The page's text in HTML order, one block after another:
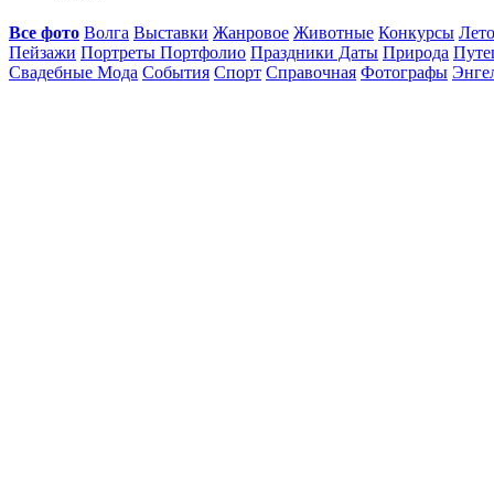
Все фото Волга Выставки Жанровое Животные Конкурсы
Пейзажи Портреты Портфолио Праздники Даты Природа
Свадебные Мода События Спорт Справочная Фотографы